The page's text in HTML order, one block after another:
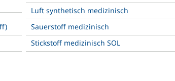
Luft synthetisch medizinisch
Sauerstoff medizinisch
Stickstoff medizinisch SOL